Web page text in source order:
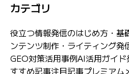
カテゴリ
役立つ情報発信のはじめ方・基
ンテンツ制作・ライティング発
GEO対策活用事例AI活用ガイド
すすめ記事注目記事プレミアム